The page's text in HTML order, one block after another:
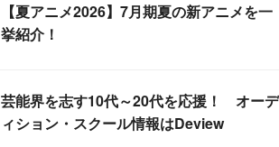
【夏アニメ2026】7月期夏の新アニメを一
挙紹介！
芸能界を志す10代～20代を応援！ オーデ
ィション・スクール情報はDeview